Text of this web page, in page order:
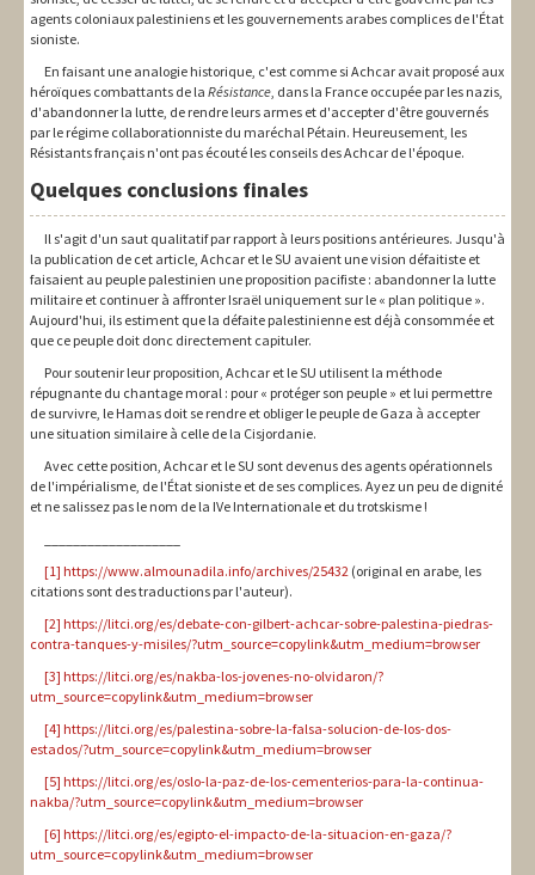
agents coloniaux palestiniens et les gouvernements arabes complices de l'État
sioniste.
En faisant une analogie historique, c'est comme si Achcar avait proposé aux
héroïques combattants de la Résistance , dans la France occupée par les nazis,
d'abandonner la lutte, de rendre leurs armes et d'accepter d'être gouvernés
par le régime collaborationniste du maréchal Pétain. Heureusement, les
Résistants français n'ont pas écouté les conseils des Achcar de l'époque.
Quelques conclusions finales
Il s'agit d'un saut qualitatif par rapport à leurs positions antérieures. Jusqu'à
la publication de cet article, Achcar et le SU avaient une vision défaitiste et
faisaient au peuple palestinien une proposition pacifiste : abandonner la lutte
militaire et continuer à affronter Israël uniquement sur le « plan politique ».
Aujourd'hui, ils estiment que la défaite palestinienne est déjà consommée et
que ce peuple doit donc directement capituler.
Pour soutenir leur proposition, Achcar et le SU utilisent la méthode
répugnante du chantage moral : pour « protéger son peuple » et lui permettre
de survivre, le Hamas doit se rendre et obliger le peuple de Gaza à accepter
une situation similaire à celle de la Cisjordanie.
Avec cette position, Achcar et le SU sont devenus des agents opérationnels
de l'impérialisme, de l'État sioniste et de ses complices. Ayez un peu de dignité
et ne salissez pas le nom de la IVe Internationale et du trotskisme !
[1] https://www.almounadila.info/archives/25432 (original en arabe, les
citations sont des traductions par l'auteur).
[2] https://litci.org/es/debate-con-gilbert-achcar-sobre-palestina-piedras-
contra-tanques-y-misiles/?utm_source=copylink&utm_medium=browser
[3] https://litci.org/es/nakba-los-jovenes-no-olvidaron/?
utm_source=copylink&utm_medium=browser
[4] https://litci.org/es/palestina-sobre-la-falsa-solucion-de-los-dos-
estados/?utm_source=copylink&utm_medium=browser
[5] https://litci.org/es/oslo-la-paz-de-los-cementerios-para-la-continua-
nakba/?utm_source=copylink&utm_medium=browser
[6] https://litci.org/es/egipto-el-impacto-de-la-situacion-en-gaza/?
utm_source=copylink&utm_medium=browser